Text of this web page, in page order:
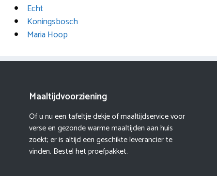
Echt
Koningsbosch
Maria Hoop
Maaltijdvoorziening
Of u nu een tafeltje dekje of maaltijdservice voor
verse en gezonde warme maaltijden aan huis
zoekt; er is altijd een geschikte leverancier te
vinden. Bestel het proefpakket.